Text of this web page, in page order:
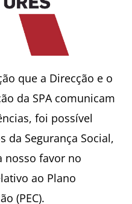
que a Direcção e o
da SPA comunicam
foi possível
da Segurança Social,
nosso favor no
ao Plano
(PEC).